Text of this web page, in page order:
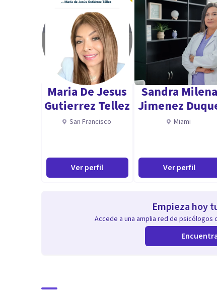
contarnos qué te ha llevado a buscar apoyo y ver
para encontrar esa paz mental y física que estás
contigo :)
Especialidad
Además de la experiencia con la que contamos,
actualizadas y formadas. Disfrutamos
ofreceros el mejor de los apoyos desde la
Maria De Jesus
Gutierrez Tellez
San Francisco
Ver perfil
Sandra Milena
Jimenez
Miami
Ver perfil
Empieza hoy
Accede a una amplia red de psicólogos